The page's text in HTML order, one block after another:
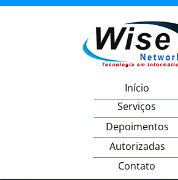
Início
Serviços
Depoimentos
Autorizadas
Contato